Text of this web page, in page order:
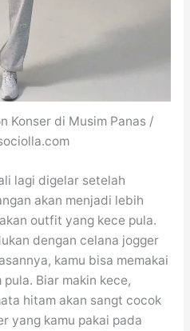
Konser di Musim Panas /
lagi digelar setelah
akan menjadi lebih
outfit yang kece pula.
dengan celana jogger
kamu bisa memakai
Biar makin kece,
hitam akan sangt cocok
yang kamu pakai pada